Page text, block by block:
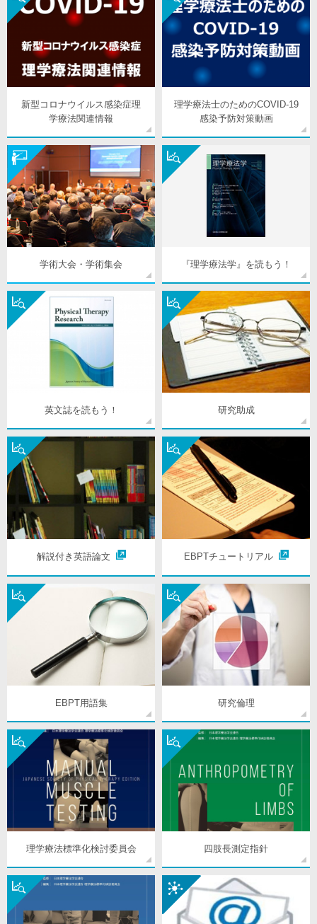
新型コロナウイルス感染症理
学療法関連情報
理学療法士のためのCOVID-19
感染予防対策動画
学術大会・学術集会 『理学療法学』を読もう！
英文誌を読もう！ 研究助成
解説付き英語論文 EBPTチュートリアル
EBPT用語集 研究倫理
理学療法標準化検討委員会 四肢長測定指針